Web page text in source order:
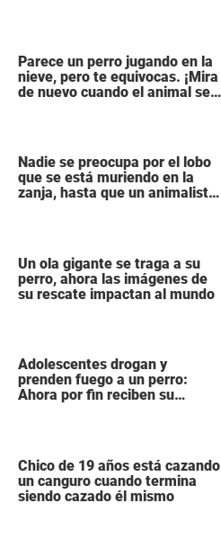
Parece un perro jugando en la
nieve, pero te equivocas. ¡Mira
de nuevo cuando el animal se
Nadie se preocupa por el lobo
que se está muriendo en la
zanja, hasta que un animalista
Un ola gigante se traga a su
perro, ahora las imágenes de
su rescate impactan al mundo
Adolescentes drogan y
prenden fuego a un perro:
Ahora por fin reciben su
Chico de 19 años está cazando
un canguro cuando termina
siendo cazado él mismo